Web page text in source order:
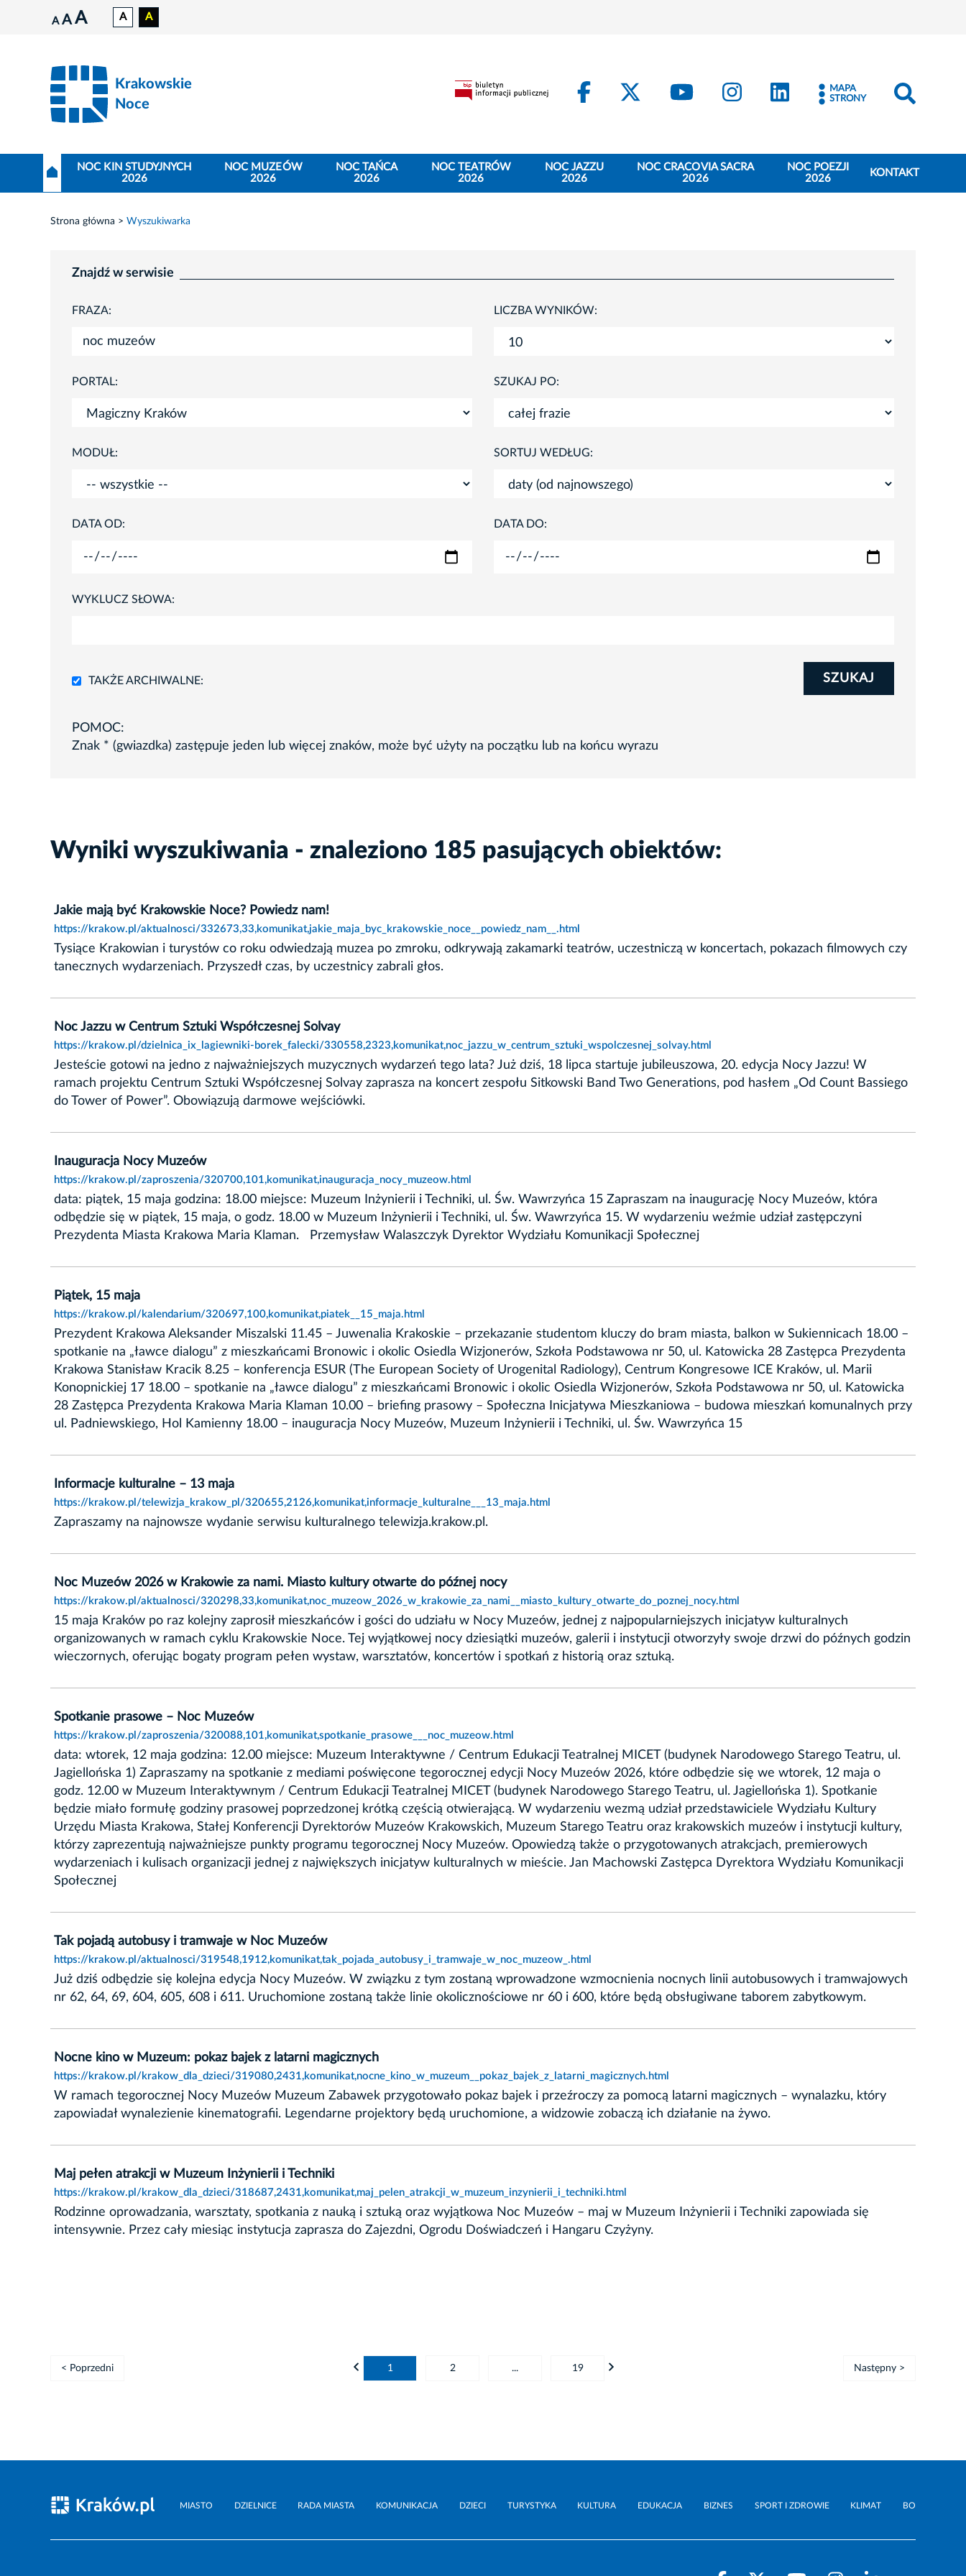
A A A A A
Krakowskie
Noce
FacebookKraków - X
Kraków - YouTube
Kraków - Instagram
Kraków - LinkedIn
MAPA
STRONY
NOC KIN STUDYJNYCH
2026
NOC MUZEÓW
2026
NOC TAŃCA
2026
NOC TEATRÓW
2026
NOC JAZZU
2026
NOC CRACOVIA SACRA
2026
NOC POEZJI
2026
KONTAKT
Strona główna Wyszukiwarka
Znajdź w serwisie
FRAZA: LICZBA WYNIKÓW:
PORTAL: SZUKAJ PO:
MODUŁ: SORTUJ WEDŁUG:
DATA OD: DATA DO:
WYKLUCZ SŁOWA:
TAKŻE ARCHIWALNE: SZUKAJ
POMOC:
Znak * (gwiazdka) zastępuje jeden lub więcej znaków, może być użyty na początku lub na końcu wyrazu
Wyniki wyszukiwania - znaleziono 185 pasujących obiektów:
Jakie mają być Krakowskie Noce? Powiedz nam!
https://krakow.pl/aktualnosci/332673,33,komunikat,jakie_maja_byc_krakowskie_noce__powiedz_nam__.html
Tysiące Krakowian i turystów co roku odwiedzają muzea po zmroku, odkrywają zakamarki teatrów, uczestniczą w koncertach, pokazach filmowych czy
tanecznych wydarzeniach. Przyszedł czas, by uczestnicy zabrali głos.
Noc Jazzu w Centrum Sztuki Współczesnej Solvay
https://krakow.pl/dzielnica_ix_lagiewniki-borek_falecki/330558,2323,komunikat,noc_jazzu_w_centrum_sztuki_wspolczesnej_solvay.html
Jesteście gotowi na jedno z najważniejszych muzycznych wydarzeń tego lata? Już dziś, 18 lipca startuje jubileuszowa, 20. edycja Nocy Jazzu! W
ramach projektu Centrum Sztuki Współczesnej Solvay zaprasza na koncert zespołu Sitkowski Band Two Generations, pod hasłem „Od Count Bassiego
do Tower of Power”. Obowiązują darmowe wejściówki.
Inauguracja Nocy Muzeów
https://krakow.pl/zaproszenia/320700,101,komunikat,inauguracja_nocy_muzeow.html
data: piątek, 15 maja godzina: 18.00 miejsce: Muzeum Inżynierii i Techniki, ul. Św. Wawrzyńca 15 Zapraszam na inaugurację Nocy Muzeów, która
odbędzie się w piątek, 15 maja, o godz. 18.00 w Muzeum Inżynierii i Techniki, ul. Św. Wawrzyńca 15. W wydarzeniu weźmie udział zastępczyni
Prezydenta Miasta Krakowa Maria Klaman. Przemysław Walaszczyk Dyrektor Wydziału Komunikacji Społecznej
Piątek, 15 maja
https://krakow.pl/kalendarium/320697,100,komunikat,piatek__15_maja.html
Prezydent Krakowa Aleksander Miszalski 11.45 – Juwenalia Krakoskie – przekazanie studentom kluczy do bram miasta, balkon w Sukiennicach 18.00 –
spotkanie na „ławce dialogu” z mieszkańcami Bronowic i okolic Osiedla Wizjonerów, Szkoła Podstawowa nr 50, ul. Katowicka 28 Zastępca Prezydenta
Krakowa Stanisław Kracik 8.25 – konferencja ESUR (The European Society of Urogenital Radiology), Centrum Kongresowe ICE Kraków, ul. Marii
Konopnickiej 17 18.00 – spotkanie na „ławce dialogu” z mieszkańcami Bronowic i okolic Osiedla Wizjonerów, Szkoła Podstawowa nr 50, ul. Katowicka
28 Zastępca Prezydenta Krakowa Maria Klaman 10.00 – briefing prasowy – Społeczna Inicjatywa Mieszkaniowa – budowa mieszkań komunalnych przy
ul. Padniewskiego, Hol Kamienny 18.00 – inauguracja Nocy Muzeów, Muzeum Inżynierii i Techniki, ul. Św. Wawrzyńca 15
Informacje kulturalne – 13 maja
https://krakow.pl/telewizja_krakow_pl/320655,2126,komunikat,informacje_kulturalne___13_maja.html
Zapraszamy na najnowsze wydanie serwisu kulturalnego telewizja.krakow.pl.
Noc Muzeów 2026 w Krakowie za nami. Miasto kultury otwarte do późnej nocy
https://krakow.pl/aktualnosci/320298,33,komunikat,noc_muzeow_2026_w_krakowie_za_nami__miasto_kultury_otwarte_do_poznej_nocy.html
15 maja Kraków po raz kolejny zaprosił mieszkańców i gości do udziału w Nocy Muzeów, jednej z najpopularniejszych inicjatyw kulturalnych
organizowanych w ramach cyklu Krakowskie Noce. Tej wyjątkowej nocy dziesiątki muzeów, galerii i instytucji otworzyły swoje drzwi do późnych godzin
wieczornych, oferując bogaty program pełen wystaw, warsztatów, koncertów i spotkań z historią oraz sztuką.
Spotkanie prasowe – Noc Muzeów
https://krakow.pl/zaproszenia/320088,101,komunikat,spotkanie_prasowe___noc_muzeow.html
data: wtorek, 12 maja godzina: 12.00 miejsce: Muzeum Interaktywne / Centrum Edukacji Teatralnej MICET (budynek Narodowego Starego Teatru, ul.
Jagiellońska 1) Zapraszamy na spotkanie z mediami poświęcone tegorocznej edycji Nocy Muzeów 2026, które odbędzie się we wtorek, 12 maja o
godz. 12.00 w Muzeum Interaktywnym / Centrum Edukacji Teatralnej MICET (budynek Narodowego Starego Teatru, ul. Jagiellońska 1). Spotkanie
będzie miało formułę godziny prasowej poprzedzonej krótką częścią otwierającą. W wydarzeniu wezmą udział przedstawiciele Wydziału Kultury
Urzędu Miasta Krakowa, Stałej Konferencji Dyrektorów Muzeów Krakowskich, Muzeum Starego Teatru oraz krakowskich muzeów i instytucji kultury,
którzy zaprezentują najważniejsze punkty programu tegorocznej Nocy Muzeów. Opowiedzą także o przygotowanych atrakcjach, premierowych
wydarzeniach i kulisach organizacji jednej z największych inicjatyw kulturalnych w mieście. Jan Machowski Zastępca Dyrektora Wydziału Komunikacji
Społecznej
Tak pojadą autobusy i tramwaje w Noc Muzeów
https://krakow.pl/aktualnosci/319548,1912,komunikat,tak_pojada_autobusy_i_tramwaje_w_noc_muzeow_.html
Już dziś odbędzie się kolejna edycja Nocy Muzeów. W związku z tym zostaną wprowadzone wzmocnienia nocnych linii autobusowych i tramwajowych
nr 62, 64, 69, 604, 605, 608 i 611. Uruchomione zostaną także linie okolicznościowe nr 60 i 600, które będą obsługiwane taborem zabytkowym.
Nocne kino w Muzeum: pokaz bajek z latarni magicznych
https://krakow.pl/krakow_dla_dzieci/319080,2431,komunikat,nocne_kino_w_muzeum__pokaz_bajek_z_latarni_magicznych.html
W ramach tegorocznej Nocy Muzeów Muzeum Zabawek przygotowało pokaz bajek i przeźroczy za pomocą latarni magicznych – wynalazku, który
zapowiadał wynalezienie kinematografii. Legendarne projektory będą uruchomione, a widzowie zobaczą ich działanie na żywo.
Maj pełen atrakcji w Muzeum Inżynierii i Techniki
https://krakow.pl/krakow_dla_dzieci/318687,2431,komunikat,maj_pelen_atrakcji_w_muzeum_inzynierii_i_techniki.html
Rodzinne oprowadzania, warsztaty, spotkania z nauką i sztuką oraz wyjątkowa Noc Muzeów – maj w Muzeum Inżynierii i Techniki zapowiada się
intensywnie. Przez cały miesiąc instytucja zaprasza do Zajezdni, Ogrodu Doświadczeń i Hangaru Czyżyny.
< Poprzedni 1 2 ... 19 Następny >
MIASTO DZIELNICE RADA MIASTA KOMUNIKACJA DZIECI TURYSTYKA KULTURA EDUKACJA BIZNES SPORT I ZDROWIE KLIMAT BO